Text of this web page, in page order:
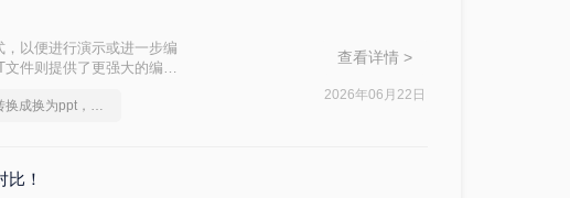
以便进行演示或进一步编
件则提供了更强大的编辑
怎么将pdf转换成换为ppt，分享一种简单的方法
查看详情 >
2026年06月22日
！